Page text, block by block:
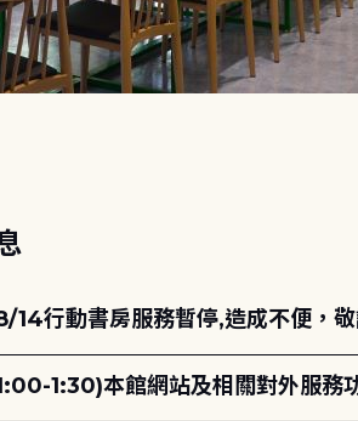
行動書房服務暫停,造成不便，敬
1:30)本館網站及相關對外服務